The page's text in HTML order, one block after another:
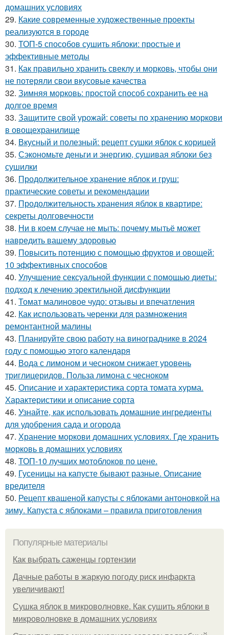
домашних условиях
29. Какие современные художественные проекты
реализуются в городе
30. ТОП-5 способов сушить яблоки: простые и
эффективные методы
31. Как правильно хранить свеклу и морковь, чтобы они
не потеряли свои вкусовые качества
32. Зимняя морковь: простой способ сохранить ее на
долгое время
33. Защитите свой урожай: советы по хранению моркови
в овощехранилище
34. Вкусный и полезный: рецепт сушки яблок с корицей
35. Сэкономьте деньги и энергию, сушивая яблоки без
сушилки
36. Продолжительное хранение яблок и груш:
практические советы и рекомендации
37. Продолжительность хранения яблок в квартире:
секреты долговечности
38. Ни в коем случае не мыть: почему мытьё может
навредить вашему здоровью
39. Повысить потенцию с помощью фруктов и овощей:
10 эффективных способов
40. Улучшение сексуальной функции с помощью диеты:
подход к лечению эректильной дисфункции
41. Томат малиновое чудо: отзывы и впечатления
42. Как использовать черенки для размножения
ремонтантной малины
43. Планируйте свою работу на винограднике в 2024
году с помощью этого календаря
44. Вода с лимоном и чесноком снижает уровень
триглицеридов. Польза лимона с чесноком
45. Описание и характеристика сорта томата хурма.
Характеристики и описание сорта
46. Узнайте, как использовать домашние ингредиенты
для удобрения сада и огорода
47. Хранение моркови домашних условиях. Где хранить
морковь в домашних условиях
48. ТОП-10 лучших мотоблоков по цене.
49. Гусеницы на капусте бывают разные. Описание
вредителя
50. Рецепт квашеной капусты с яблоками антоновкой на
зиму. Капуста с яблоками – правила приготовления
Популярные материалы
Как выбрать саженцы гортензии
Дачные работы в жаркую погоду риск инфаркта
увеличивают!
Сушка яблок в микроволновке. Как сушить яблоки в
микроволновке в домашних условиях